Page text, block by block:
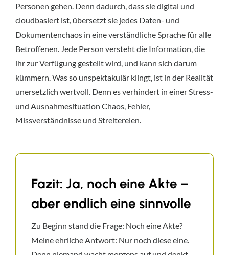
Personen gehen. Denn dadurch, dass sie digital und
cloudbasiert ist, übersetzt sie jedes Daten- und
Dokumentenchaos in eine verständliche Sprache für alle
Betroffenen. Jede Person versteht die Information, die
ihr zur Verfügung gestellt wird, und kann sich darum
kümmern. Was so unspektakulär klingt, ist in der Realität
unersetzlich wertvoll. Denn es verhindert in einer Stress-
und Ausnahmesituation Chaos, Fehler,
Missverständnisse und Streitereien.
Fazit: Ja, noch eine Akte –
aber endlich eine sinnvolle
Zu Beginn stand die Frage: Noch eine Akte?
Meine ehrliche Antwort: Nur noch diese eine.